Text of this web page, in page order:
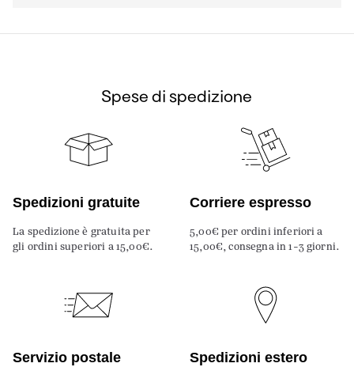
Spese di spedizione
Spedizioni gratuite
La spedizione è gratuita per
gli ordini superiori a 15,00€.
Corriere espresso
5,00€ per ordini inferiori a
15,00€, consegna in 1-3 giorni.
Servizio postale Spedizioni estero